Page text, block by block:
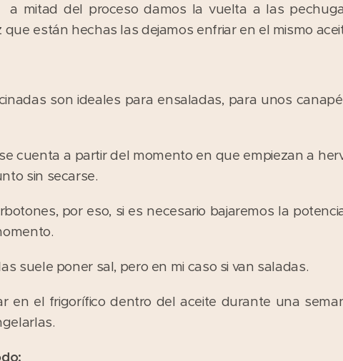
a mitad del proceso damos la vuelta a las
están hechas las dejamos enfriar en el mismo
son ideales para ensaladas, para unos
cuenta a partir del momento en que empiezan a
sin secarse.
por eso, si es necesario bajaremos la
suele poner sal, pero en mi caso si van saladas.
en el frigorífico dentro del aceite durante una